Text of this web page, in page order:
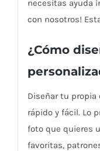
necesitas ayuda
con nosotros!
¿Cómo
Diseñar tu propia
rápido y fácil. Lo
foto que quieres
favoritas,